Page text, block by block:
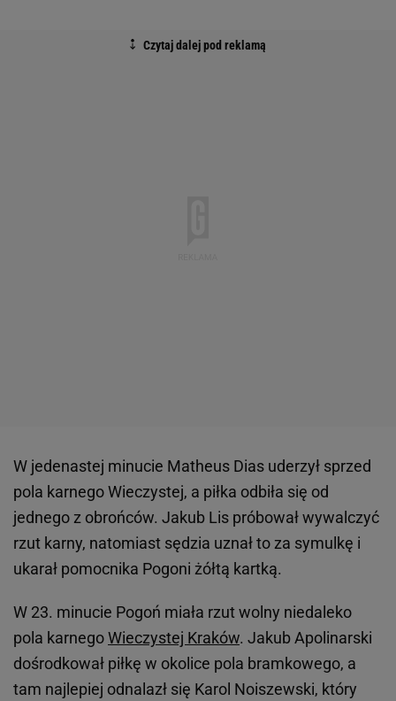
W jedenastej minucie Matheus Dias uderzył sprzed
pola karnego Wieczystej, a piłka odbiła się od
jednego z obrońców. Jakub Lis próbował wywalczyć
rzut karny, natomiast sędzia uznał to za symulkę i
ukarał pomocnika Pogoni żółtą kartką.
W 23. minucie Pogoń miała rzut wolny niedaleko
pola karnegoWieczystej Kraków. Jakub Apolinarski
dośrodkował piłkę w okolice pola bramkowego, a
tam najlepiej odnalazł się Karol Noiszewski, który